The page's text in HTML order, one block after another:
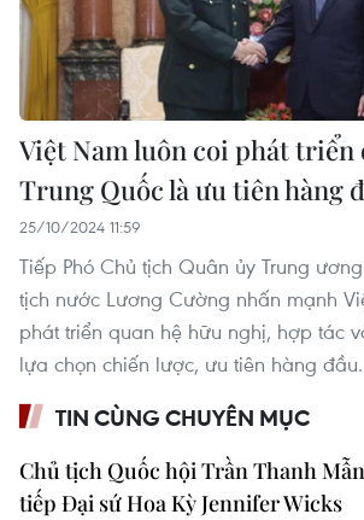
Việt Nam luôn coi phát triển
Trung Quốc là ưu tiên hàng
25/10/2024 11:59
Tiếp Phó Chủ tịch Quân ủy Trung
tịch nước Lương Cường nhấn mạnh
phát triển quan hệ hữu nghị, hợp tác
lựa chọn chiến lược, ưu tiên hàng đầu.
TIN CÙNG CHUYÊN MỤC
Chủ tịch Quốc hội Trần Thanh Mẫn
tiếp Đại sứ Hoa Kỳ Jennifer Wicks